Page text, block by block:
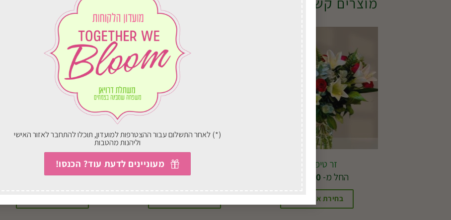
(*) לאחר התשלום עבור ההצטרפות למועדון, תוכלו להתחבר לאזור האישי
וליהנות מהטבות
מעוניינים לדעת עוד? הכנסו!
זר טיפיקאלי
החל מ-265.00
בחירת אפשרויות
קוקטייל מרגש
₪394.00
אגלונמה ירוקה
החל מ-71.00